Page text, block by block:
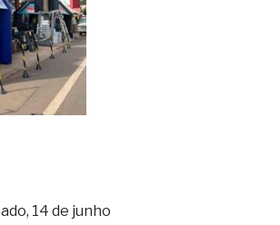
14 de junho